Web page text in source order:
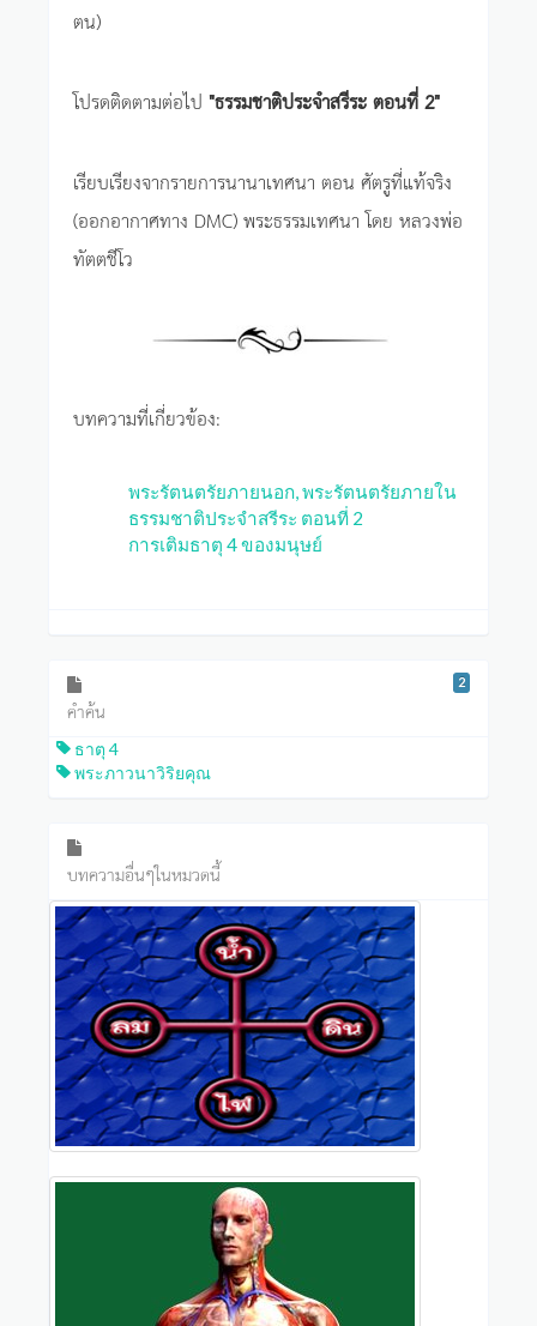
ตน)
โปรดติดตามต่อไป "ธรรมชาติประจำสรีระ ตอนที่ 2"
เรียบเรียงจากรายการนานาเทศนา ตอน ศัตรูที่แท้จริง
(ออกอากาศทาง DMC) พระธรรมเทศนา โดย หลวงพ่อ
ทัตตชีโว
บทความที่เกี่ยวข้อง:
พระรัตนตรัยภายนอก, พระรัตนตรัยภายใน
ธรรมชาติประจำสรีระ ตอนที่ 2
การเติมธาตุ 4 ของมนุษย์
คำค้น
2
ธาตุ 4
พระภาวนาวิริยคุณ
บทความอื่นๆในหมวดนี้